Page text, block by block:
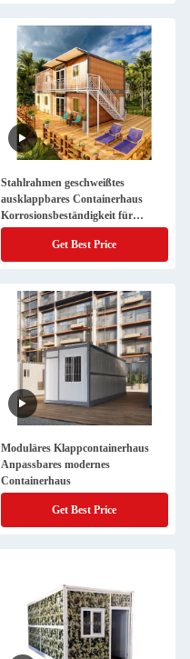
Stahlrahmen geschweißtes
ausklappbares Containerhaus
Korrosionsbeständigkeit für
Schlafzimmer
Get Best Price
Moduläres Klappcontainerhaus
Anpassbares modernes
Containerhaus
Get Best Price